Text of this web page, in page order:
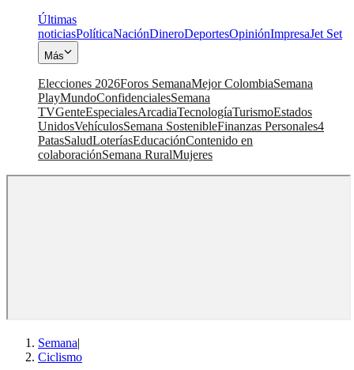
Últimas
noticiasPolíticaNaciónDineroDeportesOpiniónImpresaJet Set
Más
Elecciones 2026Foros SemanaMejor ColombiaSemana
PlayMundoConfidencialesSemana
TVGenteEspecialesArcadiaTecnologíaTurismoEstados
UnidosVehículosSemana SostenibleFinanzas Personales4
PatasSaludLoteríasEducaciónContenido en
colaboraciónSemana RuralMujeres
Semana|
Ciclismo